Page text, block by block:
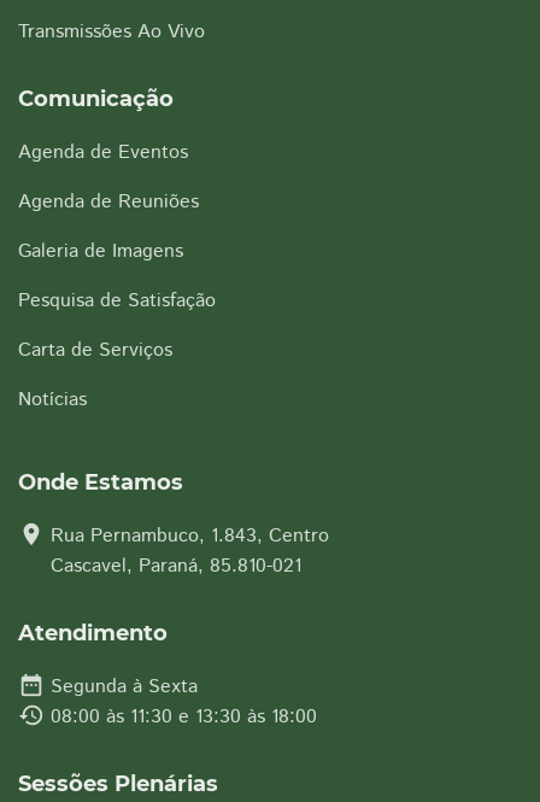
Transmissões Ao Vivo
Comunicação
Agenda de Eventos
Agenda de Reuniões
Galeria de Imagens
Pesquisa de Satisfação
Carta de Serviços
Notícias
Onde Estamos
location_on Rua Pernambuco, 1.843, Centro
Cascavel, Paraná, 85.810-021
Atendimento
date_range Segunda à Sexta
history 08:00 às 11:30 e 13:30 às 18:00
Sessões Plenárias